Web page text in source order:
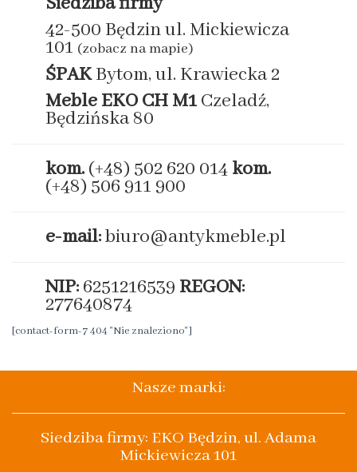
42-500 Będzin ul. Mickiewicza
101 (zobacz na mapie)
ŚPAKBytom, ul. Krawiecka 2
Meble EKO CH M1Czeladź,
Będzińska 80
kom. (+48) 502 620 014 kom.
(+48) 506 911 900
e-mail:biuro@antykmeble.pl
NIP: 6251216539 REGON:
277640874
[contact-form-7 404 "Nie znaleziono"]
Nasze marki:
Siedziba firmy: EKO Będzin, ul. Adama
Mickiewicza 101